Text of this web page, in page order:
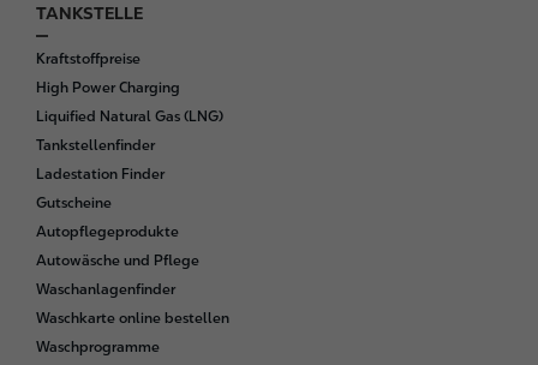
F
o
o
t
e
r
TANKSTELLE
Kraftstoffpreise
High Power Charging
Liquified Natural Gas (LNG)
Tankstellenfinder
Ladestation Finder
Gutscheine
Autopflegeprodukte
Autowäsche und Pflege
Waschanlagenfinder
Waschkarte online bestellen
Waschprogramme